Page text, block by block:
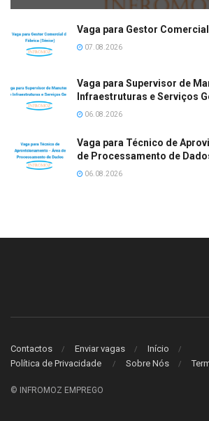
Vaga para Gestor
07.08.2026
Vaga para Supervisor de
Infraestruturas e Serviços
06.08.2026
Vaga para Técnico de
de Processamento de
06.08.2026
Contactos Enviar vagas
Início
Política de Privacidade
Sobre Nós
© INFROMOZ EMPREGO